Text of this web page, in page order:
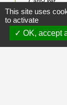
Carif-Oref
This site uses
to activate
OK, accept